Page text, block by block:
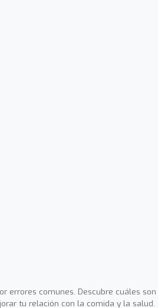
errores comunes. Descubre cuáles son
tu relación con la comida y la salud.